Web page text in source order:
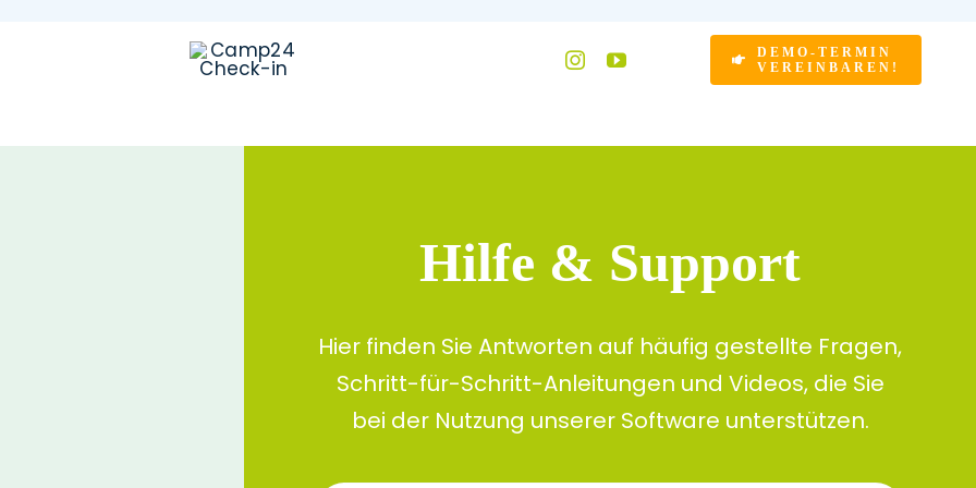
DEMO-TERMIN
VEREINBAREN!
Hilfe & Support
Hier finden Sie Antworten auf häufig gestellte Fragen,
Schritt-für-Schritt-Anleitungen und Videos, die Sie
bei der Nutzung unserer Software unterstützen.